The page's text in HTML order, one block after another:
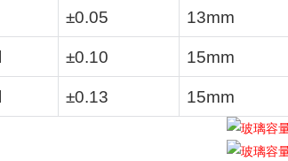
±0.05 13mm
±0.10 15mm
±0.13 15mm